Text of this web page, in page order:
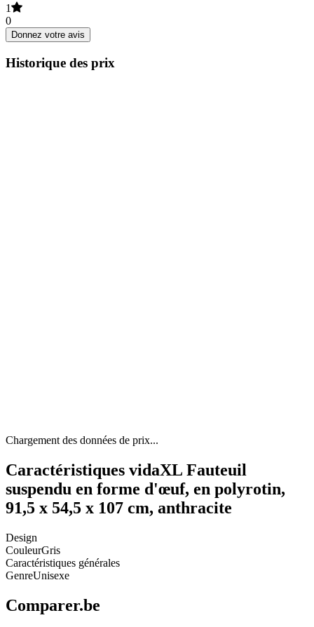
1
0
Donnez votre avis
Historique des prix
Chargement des données de prix...
Caractéristiques vidaXL Fauteuil
suspendu en forme d'œuf, en polyrotin,
91,5 x 54,5 x 107 cm, anthracite
Design
CouleurGris
Caractéristiques générales
GenreUnisexe
Comparer.be